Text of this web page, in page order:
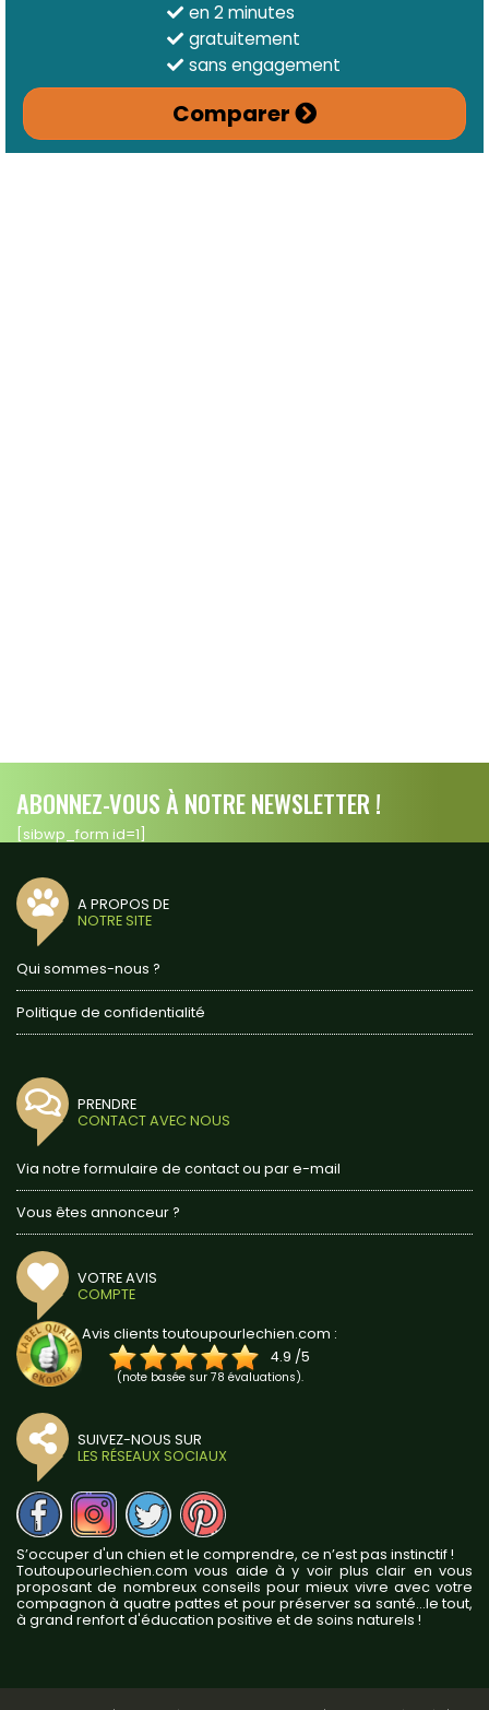
en 2 minutes
gratuitement
sans engagement
Comparer
ABONNEZ-VOUS À NOTRE NEWSLETTER !
[sibwp_form id=1]
A PROPOS DE
NOTRE SITE
Qui sommes-nous ?
Politique de confidentialité
PRENDRE
CONTACT AVEC NOUS
Via notre formulaire de contact ou par e-mail
Vous êtes annonceur ?
VOTRE AVIS
COMPTE
Avis clients toutoupourlechien.com :
4.9 /5
(note basée sur 78 évaluations).
SUIVEZ-NOUS SUR
LES RÉSEAUX SOCIAUX
S’occuper d'un chien et le comprendre, ce n’est pas instinctif !
Toutoupourlechien.com vous aide à y voir plus clair en vous
proposant de nombreux conseils pour mieux vivre avec votre
compagnon à quatre pattes et pour préserver sa santé...le tout,
à grand renfort d'éducation positive et de soins naturels !